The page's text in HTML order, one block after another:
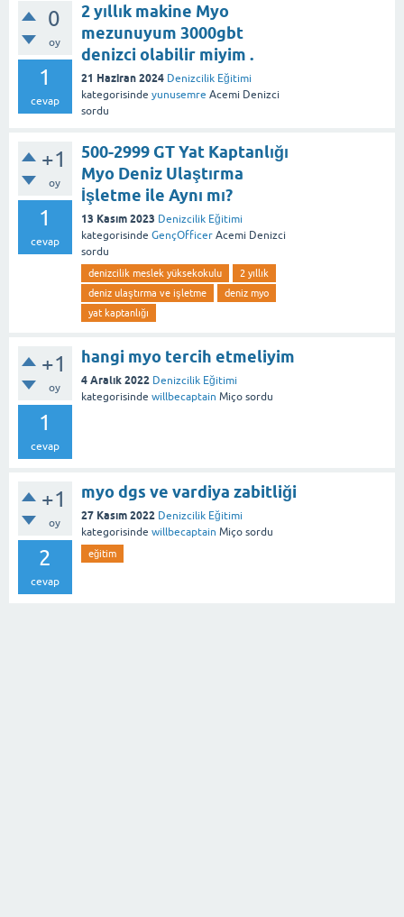
0
oy
1
cevap
2 yıllık makine Myo
mezunuyum 3000gbt
denizci olabilir miyim .
21 Haziran 2024 Denizcilik Eğitimi
kategorisinde yunusemre Acemi Denizci
sordu
+1
oy
1
cevap
500-2999 GT Yat Kaptanlığı
Myo Deniz Ulaştırma
İşletme ile Aynı mı?
13 Kasım 2023 Denizcilik Eğitimi
kategorisinde GençOfficer Acemi Denizci
sordu
denizcilik meslek yüksekokulu
2 yıllık
deniz ulaştırma ve işletme
deniz myo
yat kaptanlığı
+1
oy
1
cevap
hangi myo tercih etmeliyim
4 Aralık 2022 Denizcilik Eğitimi
kategorisinde willbecaptain Miço sordu
+1
oy
2
cevap
myo dgs ve vardiya zabitliği
27 Kasım 2022 Denizcilik Eğitimi
kategorisinde willbecaptain Miço sordu
eğitim